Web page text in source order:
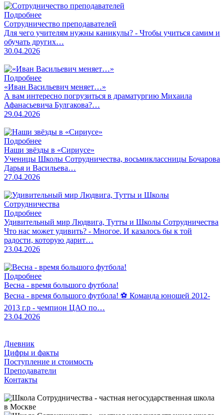
Подробнее
Сотрудничество преподавателей
Для чего учителям нужны каникулы? - Чтобы учиться самим и
обучать других…
30.04.2026
Подробнее
«Иван Васильевич меняет…»
А вам интересно погрузиться в драматургию Михаила
Афанасьевича Булгакова?…
29.04.2026
Подробнее
Наши звёзды в «Сириусе»
Ученицы Школы Сотрудничества, восьмиклассницы Бочарова
Дарья и Васильева…
27.04.2026
Подробнее
Удивительный мир Людвига, Тутты и Школы Сотрудничества
Что нас может удивить? - Многое. И казалось бы к той
радости, которую дарит…
23.04.2026
Подробнее
Весна - время большого футбола!
Весна - время большого футбола! ⚽️ Команда юношей 2012-
2013 г.р - чемпион ЦАО по…
23.04.2026
Дневник
Цифры и факты
Поступление и стоимость
Преподаватели
Контакты